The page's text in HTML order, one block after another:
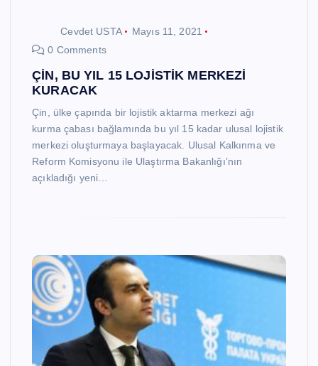
Cevdet USTA
Mayıs 11, 2021
0 Comments
ÇİN, BU YIL 15 LOJİSTİK MERKEZİ
KURACAK
Çin, ülke çapında bir lojistik aktarma merkezi ağı
kurma çabası bağlamında bu yıl 15 kadar ulusal lojistik
merkezi oluşturmaya başlayacak. Ulusal Kalkınma ve
Reform Komisyonu ile Ulaştırma Bakanlığı’nın
açıkladığı yeni…